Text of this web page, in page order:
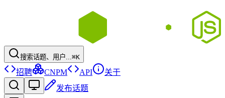
搜索话题、用户...⌘K
招聘 CNPM API
关于
发布话题